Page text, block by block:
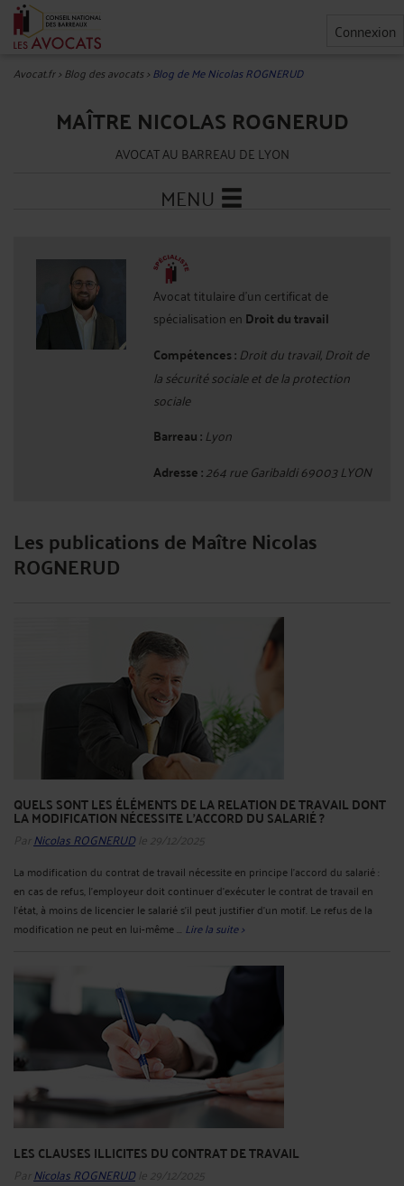
Connexion
Avocat.fr>Blog des avocats>Blog de Me Nicolas ROGNERUD
MAÎTRE NICOLAS ROGNERUD
AVOCAT AU BARREAU DE LYON
MENU
Avocat titulaire d'un certificat de
spécialisation en Droit du travail
Compétences : Droit du travail, Droit de
la sécurité sociale et de la protection
sociale
Barreau : Lyon
Adresse :264 rue Garibaldi 69003 LYON
Les publications de Maître Nicolas
ROGNERUD
QUELS SONT LES ÉLÉMENTS DE LA RELATION DE TRAVAIL DONT
LA MODIFICATION NÉCESSITE L’ACCORD DU SALARIÉ ?
Par Nicolas ROGNERUDle 29/12/2025
La modification du contrat de travail nécessite en principe l’accord du salarié :
en cas de refus, l’employeur doit continuer d’exécuter le contrat de travail en
l’état, à moins de licencier le salarié s’il peut justifier d’un motif. Le refus de la
modification ne peut en lui-même ... Lire la suite >
LES CLAUSES ILLICITES DU CONTRAT DE TRAVAIL
Par Nicolas ROGNERUDle 29/12/2025